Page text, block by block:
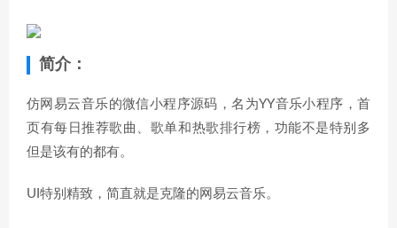
简介：
仿网易云音乐的微信小程序源码，名为YY音乐小程序，首
页有每日推荐歌曲、歌单和热歌排行榜，功能不是特别多
但是该有的都有。
UI特别精致，简直就是克隆的网易云音乐。